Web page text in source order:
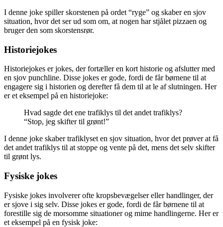
I denne joke spiller skorstenen på ordet “ryge” og skaber en sjov
situation, hvor det ser ud som om, at nogen har stjålet pizzaen og
bruger den som skorstensrør.
Historiejokes
Historiejokes er jokes, der fortæller en kort historie og afslutter med
en sjov punchline. Disse jokes er gode, fordi de får børnene til at
engagere sig i historien og derefter få dem til at le af slutningen. Her
er et eksempel på en historiejoke:
Hvad sagde det ene trafiklys til det andet trafiklys?
“Stop, jeg skifter til grønt!”
I denne joke skaber trafiklyset en sjov situation, hvor det prøver at få
det andet trafiklys til at stoppe og vente på det, mens det selv skifter
til grønt lys.
Fysiske jokes
Fysiske jokes involverer ofte kropsbevægelser eller handlinger, der
er sjove i sig selv. Disse jokes er gode, fordi de får børnene til at
forestille sig de morsomme situationer og mime handlingerne. Her er
et eksempel på en fysisk joke: